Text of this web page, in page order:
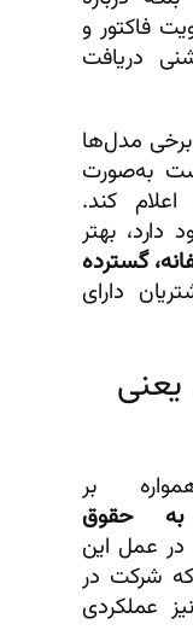
فاکتور و
دریافت
برخی مدل‌ها
به‌صورت
کند.
دارد، بهتر
گسترده
دارای
بر
به حقوق
در عمل این
که شرکت در
عملکردی